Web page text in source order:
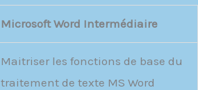
Microsoft Word Intermédiaire
Maitriser les fonctions de base du
traitement de texte MS Word